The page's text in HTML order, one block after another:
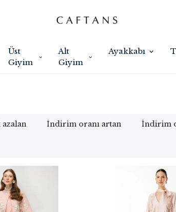
Üst
Giyim
Alt
Giyim
Ayakkabı
azalan İndirim oranı artan İndirim